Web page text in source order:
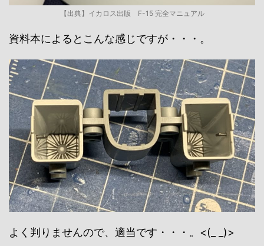
【出典】イカロス出版 F-15 完全マニュアル
資料本によるとこんな感じですが・・・。
よく判りませんので、適当です・・・。<(_ _)>